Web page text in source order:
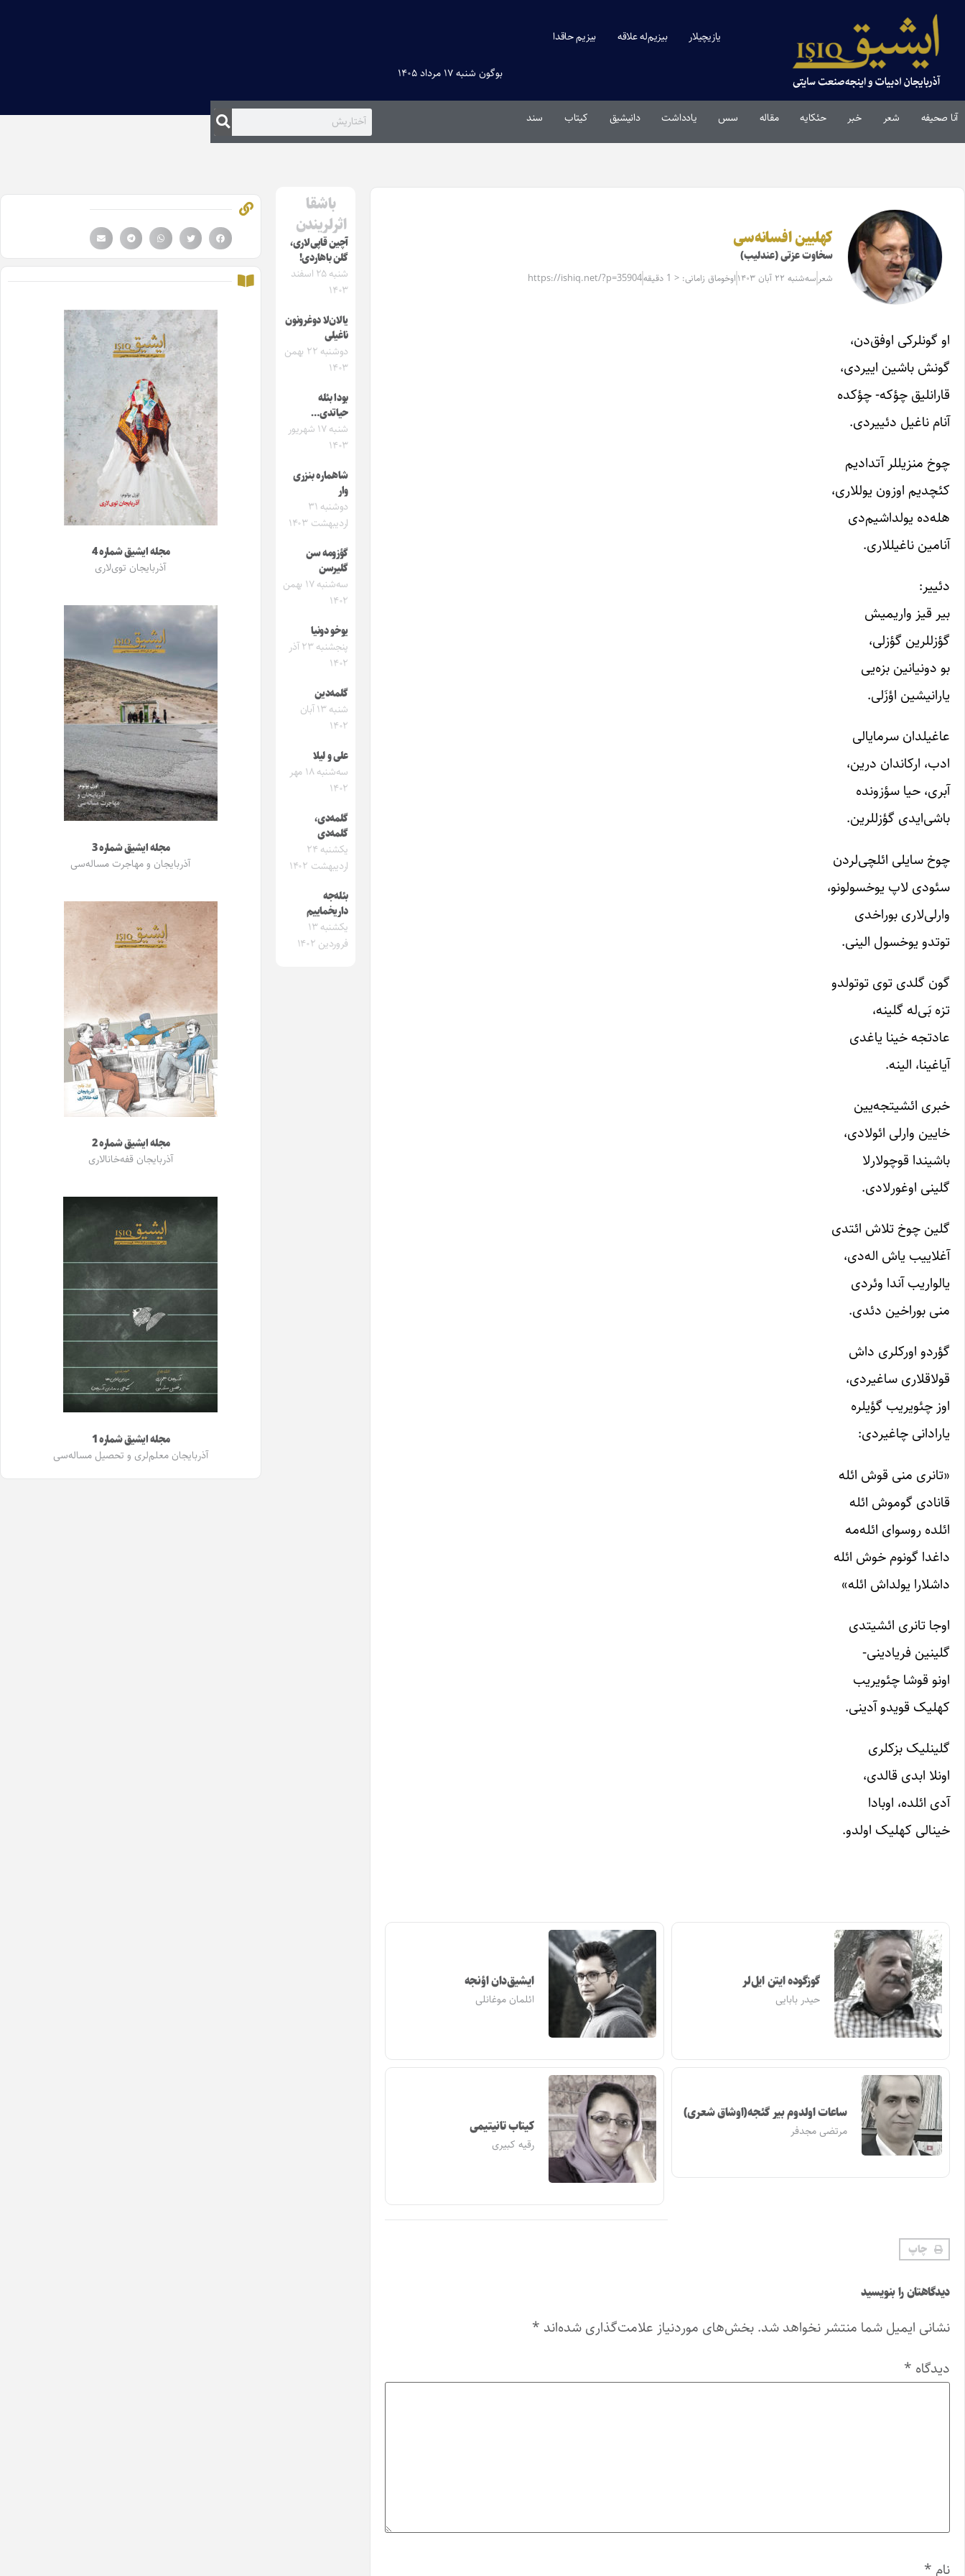
یازیچیلار بیزیم‌له علاقه بیزیم حاقدا
بوگون شنبه ۱۷ مرداد ۱۴۰۵
آنا صحیفه شعر خبر حئکایه مقاله‌ سس یادداشت دانیشیق کیتاب سند
کهلیین افسانه‌سی
سخاوت عزتی (عندلیب)
شعر سه‌شنبه ۲۲ آبان ۱۴۰۳ اوخوماق زامانی: < 1 دقیقه https://ishiq.net/?p=35904
او گونلرکی اوفق‌دن،
گونش باشین اییردی،
قارانلیق چؤکه- چؤکده
آنام ناغیل دئییردی.
چوخ منزیللر آتدادیم
کئچدیم اوزون یوللاری،
هله‌ده یولداشیم‌دی
آنامین ناغیللاری.
دئییر:
بیر قیز واریمیش
گؤزللرین گؤزلی،
بو دونیانین بزه‌یی
یارانیشین اؤزَلی.
عاغیلدان سرمایالی
ادب، ارکاندان درین،
آبری، حیا سؤزونده
باشی‌ایدی گؤزللرین.
چوخ سایلی ائلچی‌لردن
سئودی لاپ یوخسولونو،
وارلی‌لاری بوراخدی
توتدو یوخسول الینی.
گون گلدی توی توتولدو
تزه بَی‌له گلینه،
عادتجه خینا یاغدی
آیاغینا، الینه.
خبری ائشیتجه‌یین
خایین وارلی ائولادی،
باشیندا قوچولارلا
گلینی اوغورلادی.
گلین چوخ تلاش ائتدی
آغلاییب یاش اله‌دی،
یالواریب آندا وئردی
منی بوراخین دئدی.
گؤردو اورکلری داش
قولاقلاری ساغیردی،
اوز چئویریب گؤیلره
یارادانی چاغیردی:
«تانری منی قوش ائله
قانادی گوموش ائله
ائلده روسوای ائله‌مه
داغدا گونوم خوش ائله
داشلارا یولداش ائله»
اوجا تانری ائشیتدی
گلینین فریادینی-
اونو قوشا چئویریب
کهلیک قویدو آدینی.
گلینلیک بزکلری
اونلا ابدی قالدی،
آدی ائلده، اوبادا
خینالی کهلیک اولدو.
گوزگوده ایتن ایل‌لر
حیدر بابایی
ایشیق‌دان اؤنجه
ائلمان موغانلی
ساعات اولدوم بیر گئجه(اوشاق شعری)
مرتضی مجدفر کیتاب تانیتیمی
رقیه کبیری
چاپ
دیدگاهتان را بنویسید
نشانی ایمیل شما منتشر نخواهد شد. بخش‌های موردنیاز علامت‌گذاری شده‌اند *
دیدگاه *
نام *
باشقا
اثرلریندن
آچین قاپی‌‌لاری،
گلن باهاردی!
شنبه ۲۵ اسفند
۱۴۰۳
یالان‌لا دوغرونون
ناغیلی
دوشنبه ۲۲ بهمن
۱۴۰۳
بودا بئله
حیاتدی…
شنبه ۱۷ شهریور
۱۴۰۳
شاهماره بنزری
وار
دوشنبه ۳۱
اردیبهشت ۱۴۰۳
گؤزومه سن
گلیرسن
سه‌شنبه ۱۷ بهمن
۱۴۰۲
یوخو دونیا
پنجشنبه ۲۳ آذر
۱۴۰۲
گلمه‌دین
شنبه ۱۳ آبان
۱۴۰۲
علی و لیلا
سه‌شنبه ۱۸ مهر
۱۴۰۲
گلمه‌دی،
گلمه‌دی
یکشنبه ۲۴
اردیبهشت ۱۴۰۲
بئله‌جه
داریخماییم
یکشنبه ۱۳
فروردین ۱۴۰۲
مجله ایشیق شماره 4
آذربایجان توی‌لاری
مجله ایشیق شماره 3
آذربایجان و مهاجرت مساله‌سی
مجله ایشیق شماره 2
آذربایجان قفه‌خانالاری
مجله ایشیق شماره 1
آذربایجان معلم‌لری و تحصیل مساله‌سی